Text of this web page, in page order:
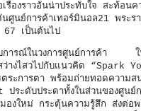
รื่องราวอันน่าประทับใจ สะท้อน
ศูนย์การค้าเทอร์มินอล21 พระ
67 เป็นต้นไป
ารณ์ในวงการศูนย์การค้า ให้
ว่างไสวไปกับแนวคิด “Spark
ระการตา พร้อมถ่ายทอดความ
ะดับประดาทั้งในส่วนของศูนย์ก
งใหม่ กระตุ้นความรู้สึก ส่งต่อพ